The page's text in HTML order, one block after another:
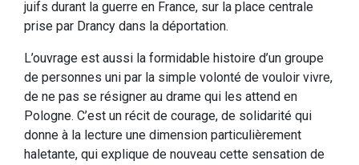
juifs durant la guerre en France, sur la place centrale
prise par Drancy dans la déportation.
L’ouvrage est aussi la formidable histoire d’un groupe
de personnes uni par la simple volonté de vouloir vivre,
de ne pas se résigner au drame qui les attend en
Pologne. C’est un récit de courage, de solidarité qui
donne à la lecture une dimension particulièrement
haletante, qui explique de nouveau cette sensation de